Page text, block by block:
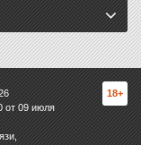
от 09 июля
18+